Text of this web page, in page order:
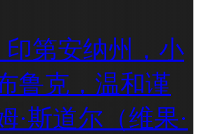
第安纳州，小
鲁克，温和谨
·斯道尔（维果·